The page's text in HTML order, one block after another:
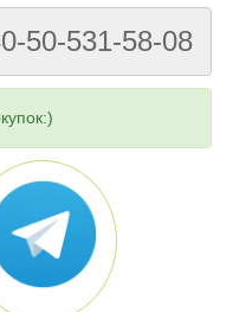
50-531-58-08